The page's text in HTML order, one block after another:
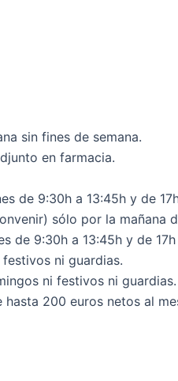
sin fines de semana.
en farmacia.
de 9:30h a 13:45h y de
sólo por la mañana
de 9:30h a 13:45h y de
ni guardias.
ni festivos ni guardias.
hasta 200 euros netos al